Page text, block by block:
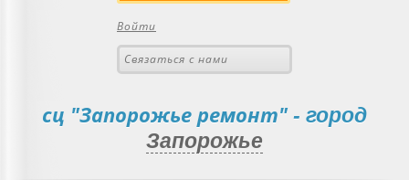
Войти
Связаться с нами
сц "Запорожье ремонт"- город
Запорожье